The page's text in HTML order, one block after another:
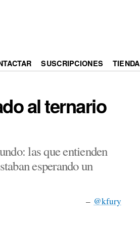
SUSCRIPCIONES TIENDA
al ternario
las que entienden
esperando un
– @kfury